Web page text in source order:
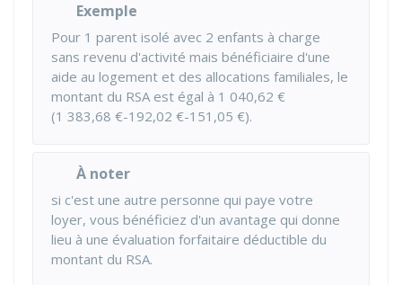
Exemple
Pour 1 parent isolé avec 2 enfants à charge
sans revenu d'activité mais bénéficiaire d'une
aide au logement et des allocations familiales, le
montant du RSA est égal à 1 040,62 €
(1 383,68 €-192,02 €-151,05 €).
À noter
si c'est une autre personne qui paye votre
loyer, vous bénéficiez d'un avantage qui donne
lieu à une évaluation forfaitaire déductible du
montant du RSA.